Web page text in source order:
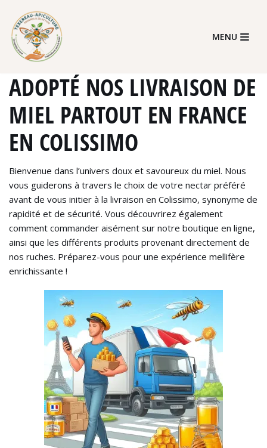
Skip
to
content
MENU
ADOPTÉ NOS LIVRAISON DE
MIEL PARTOUT EN FRANCE
EN COLISSIMO
Bienvenue dans l’univers doux et savoureux du miel. Nous
vous guiderons à travers le choix de votre nectar préféré
avant de vous initier à la livraison en Colissimo, synonyme de
rapidité et de sécurité. Vous découvrirez également
comment commander aisément sur notre boutique en ligne,
ainsi que les différents produits provenant directement de
nos ruches. Préparez-vous pour une expérience mellifère
enrichissante !